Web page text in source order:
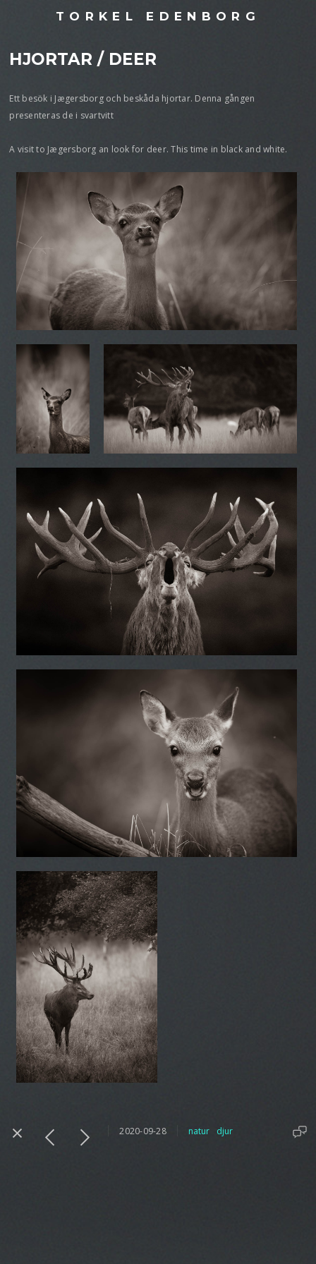
TORKEL EDENBORG
HJORTAR / DEER
Ett besök i Jægersborg och beskåda hjortar. Denna gången
presenteras de i svartvitt
A visit to Jægersborg an look for deer. This time in black and white.
2020-09-28 natur djur